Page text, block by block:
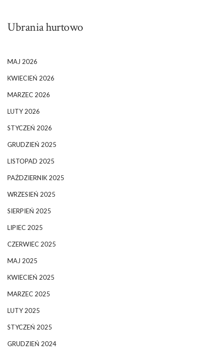
Ubrania hurtowo
MAJ 2026
KWIECIEŃ 2026
MARZEC 2026
LUTY 2026
STYCZEŃ 2026
GRUDZIEŃ 2025
LISTOPAD 2025
PAŹDZIERNIK 2025
WRZESIEŃ 2025
SIERPIEŃ 2025
LIPIEC 2025
CZERWIEC 2025
MAJ 2025
KWIECIEŃ 2025
MARZEC 2025
LUTY 2025
STYCZEŃ 2025
GRUDZIEŃ 2024